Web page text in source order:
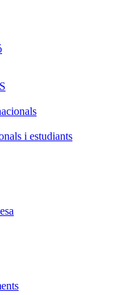
i estudiants